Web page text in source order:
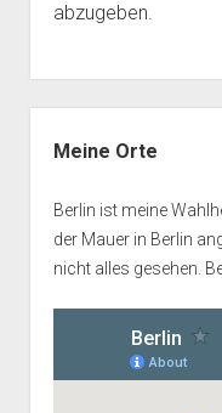
abzugeben.
Meine Orte
Berlin ist meine
der Mauer in Berlin
nicht alles gesehen.